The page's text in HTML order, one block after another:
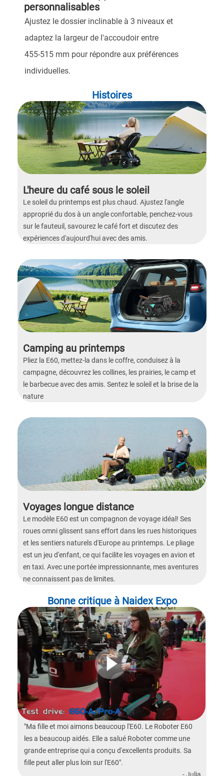
personnalisables
Ajustez le dossier inclinable à 3 niveaux et
adaptez la largeur de l'accoudoir entre
455-515 mm pour répondre aux préférences
individuelles.
Histoires
L'heure du café sous le soleil
Le soleil du printemps est plus chaud. Ajustez l'angle
approprié du dos à un angle confortable, penchez-vous
sur le fauteuil, savourez le café fort et discutez des
expériences d'aujourd'hui avec des amis.
Camping au printemps
Pliez la E60, mettez-la dans le coffre, conduisez à la
campagne, découvrez les collines, les prairies, le camp et
le barbecue avec des amis. Sentez le soleil et la brise de la
nature
Voyages longue distance
Le modèle E60 est un compagnon de voyage idéal! Ses
roues omni glissent sans effort dans les rues historiques
et les sentiers naturels d'Europe au printemps. Le pliage
est un jeu d'enfant, ce qui facilite les voyages en avion et
en taxi. Avec une portée impressionnante, mes aventures
ne connaissent pas de limites.
Bonne critique à Naidex Expo
"Ma fille et moi aimons beaucoup l'E60. Le Roboter E60
les a beaucoup aidés. Elle a salué Roboter comme une
grande entreprise qui a conçu d'excellents produits. Sa
fille peut aller plus loin sur l'E60".